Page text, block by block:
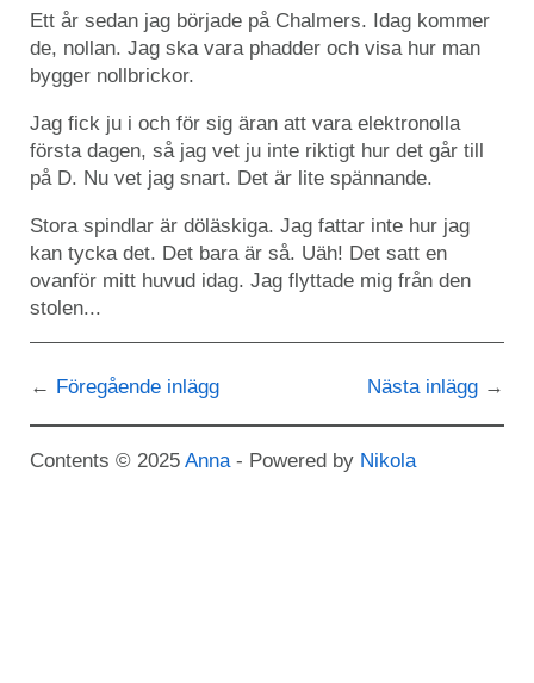
Ett år sedan jag började på Chalmers. Idag kommer
de, nollan. Jag ska vara phadder och visa hur man
bygger nollbrickor.
Jag fick ju i och för sig äran att vara elektronolla
första dagen, så jag vet ju inte riktigt hur det går till
på D. Nu vet jag snart. Det är lite spännande.
Stora spindlar är döläskiga. Jag fattar inte hur jag
kan tycka det. Det bara är så. Uäh! Det satt en
ovanför mitt huvud idag. Jag flyttade mig från den
stolen...
Föregående inlägg Nästa inlägg
Contents © 2025 Anna - Powered by Nikola